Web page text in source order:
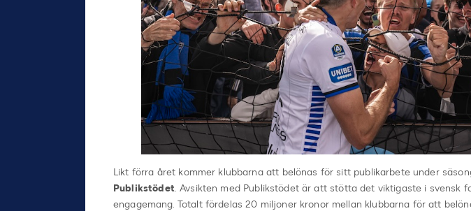
Likt förra året kommer klubbarna att belönas för sitt publikarbete under
Publikstödet. Avsikten med Publikstödet är att stötta det viktigaste i svensk
engagemang. Totalt fördelas 20 miljoner kronor mellan klubbarna för att